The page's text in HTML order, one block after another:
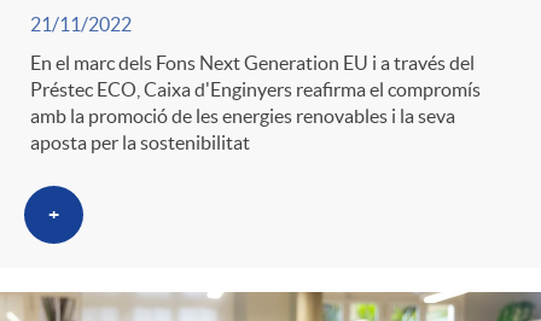
21/11/2022
En el marc dels Fons Next Generation EU i a través del
Préstec ECO, Caixa d'Enginyers reafirma el compromís
amb la promoció de les energies renovables i la seva
aposta per la sostenibilitat
+